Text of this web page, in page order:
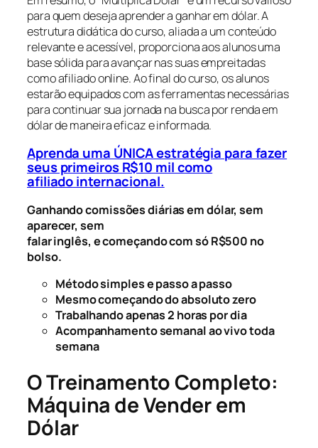
para quem deseja aprender a ganhar em dólar. A
estrutura didática do curso, aliada a um conteúdo
relevante e acessível, proporciona aos alunos uma
base sólida para avançar nas suas empreitadas
como afiliado online. Ao final do curso, os alunos
estarão equipados com as ferramentas necessárias
para continuar sua jornada na busca por renda em
dólar de maneira eficaz e informada.
Aprenda uma ÚNICA estratégia para fazer
seus primeiros R$10 mil como
afiliado internacional.
Ganhando comissões diárias em dólar, sem
aparecer, sem
falar inglês, e começando com só R$500 no
bolso.
Método simples e passo a passo
Mesmo começando do absoluto zero
Trabalhando apenas 2 horas por dia
Acompanhamento semanal ao vivo toda
semana
O Treinamento Completo:
Máquina de Vender em
Dólar